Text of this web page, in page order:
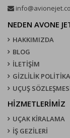
NEDEN AVONE
HAKKIMIZDA
BLOG
İLETİŞİM
GİZLİLİK
UÇUŞ
HİZMETLERİMİZ
UÇAK KIRALAMA
İŞ GEZİLERİ